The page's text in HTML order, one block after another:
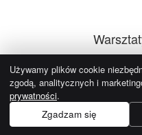
Sobotnie popołudnie
liturgiczne w grupach dla
nieco inny ich program, ale
muzyce i śpiewie w liturgii,
Używamy plików cookie
zgodą, analitycznych i
prywatności.
Zgadzam się